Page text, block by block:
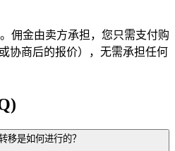
佣金由卖方承担，您只需支付购
协商后的报价），无需承担任何
移是如何进行的？